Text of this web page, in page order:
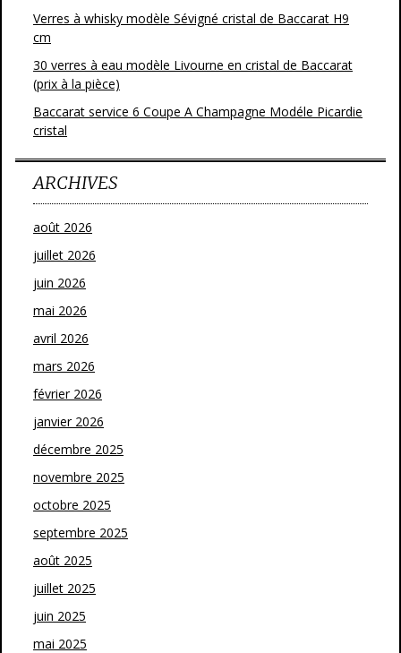
Verres à whisky modèle Sévigné cristal de Baccarat H9
cm
30 verres à eau modèle Livourne en cristal de Baccarat
(prix à la pièce)
Baccarat service 6 Coupe A Champagne Modéle Picardie
cristal
ARCHIVES
août 2026
juillet 2026
juin 2026
mai 2026
avril 2026
mars 2026
février 2026
janvier 2026
décembre 2025
novembre 2025
octobre 2025
septembre 2025
août 2025
juillet 2025
juin 2025
mai 2025